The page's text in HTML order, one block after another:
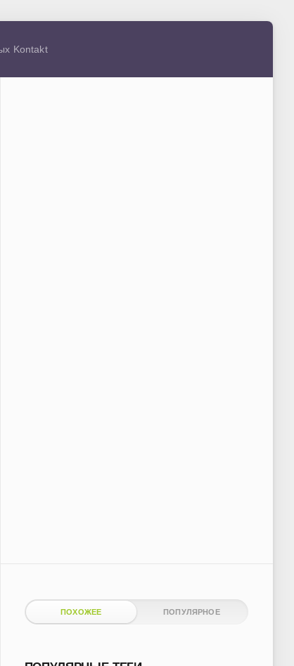
Kontakt
ПОХОЖЕЕ ПОПУЛЯРНОЕ